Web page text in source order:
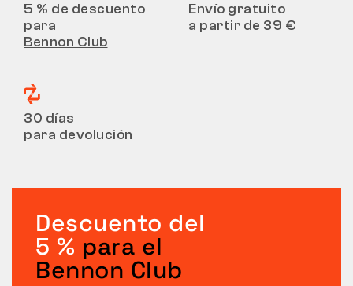
5 % de descuento
para
Bennon Club
Envío gratuito
a partir de 39 €
30 días
para devolución
Descuento del
5 % para el
Bennon Club